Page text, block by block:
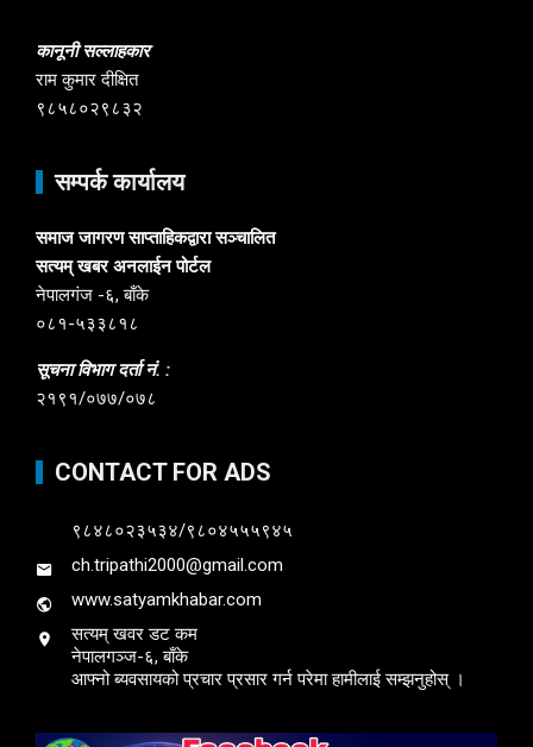
कानूनी सल्लाहकार
राम कुमार दीक्षित
९८५८०२९८३२
सम्पर्क कार्यालय
समाज जागरण साप्ताहिकद्वारा सञ्चालित
सत्यम् खबर अनलाईन पोर्टल
नेपालगंज -६, बाँके
०८१-५३३८१८
सूचना विभाग दर्ता नं. :
२१९१/०७७/०७८
CONTACT FOR ADS
९८४८०२३५३४/९८०४५५५९४५
ch.tripathi2000@gmail.com
www.satyamkhabar.com
सत्यम् खवर डट कम
नेपालगञ्ज-६, बाँके
आफ्नो ब्यवसायको प्रचार प्रसार गर्न परेमा हामीलाई सम्झनुहोस् ।